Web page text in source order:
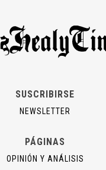
SUSCRIBIRSE
NEWSLETTER
PÁGINAS
OPINIÓN Y ANÁLISIS